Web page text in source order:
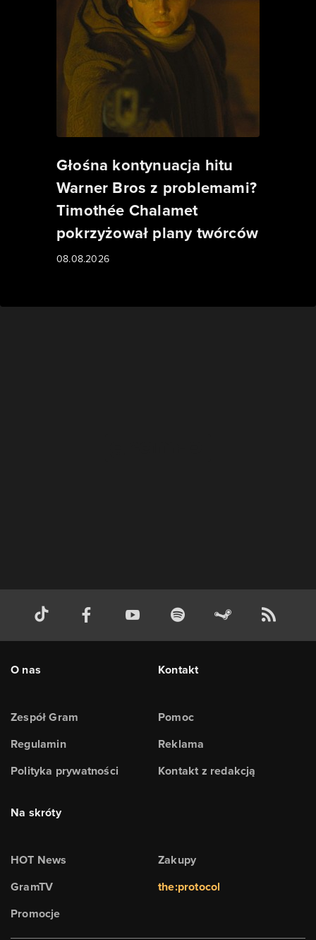
Głośna kontynuacja hitu
Warner Bros z problemami?
Timothée Chalamet
pokrzyżował plany twórców
08.08.2026
O nas
Zespół Gram
Regulamin
Polityka prywatności
Kontakt
Pomoc
Reklama
Kontakt z redakcją
Na skróty
HOT News
GramTV
Promocje
Zakupy
the:protocol